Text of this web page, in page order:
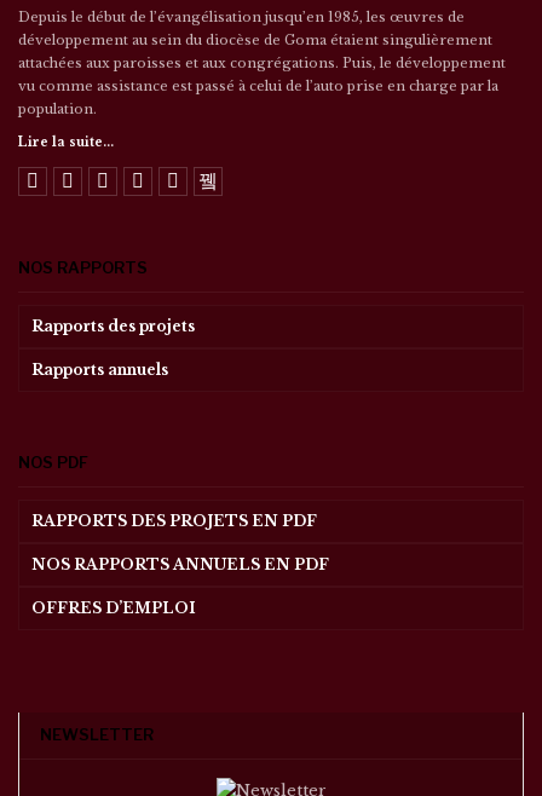
Depuis le début de l’évangélisation jusqu’en 1985, les œuvres de
développement au sein du diocèse de Goma étaient singulièrement
attachées aux paroisses et aux congrégations. Puis, le développement
vu comme assistance est passé à celui de l’auto prise en charge par la
population.
Lire la suite...
NOS RAPPORTS
Rapports des projets
Rapports annuels
NOS PDF
RAPPORTS DES PROJETS EN PDF
NOS RAPPORTS ANNUELS EN PDF
OFFRES D’EMPLOI
NEWSLETTER